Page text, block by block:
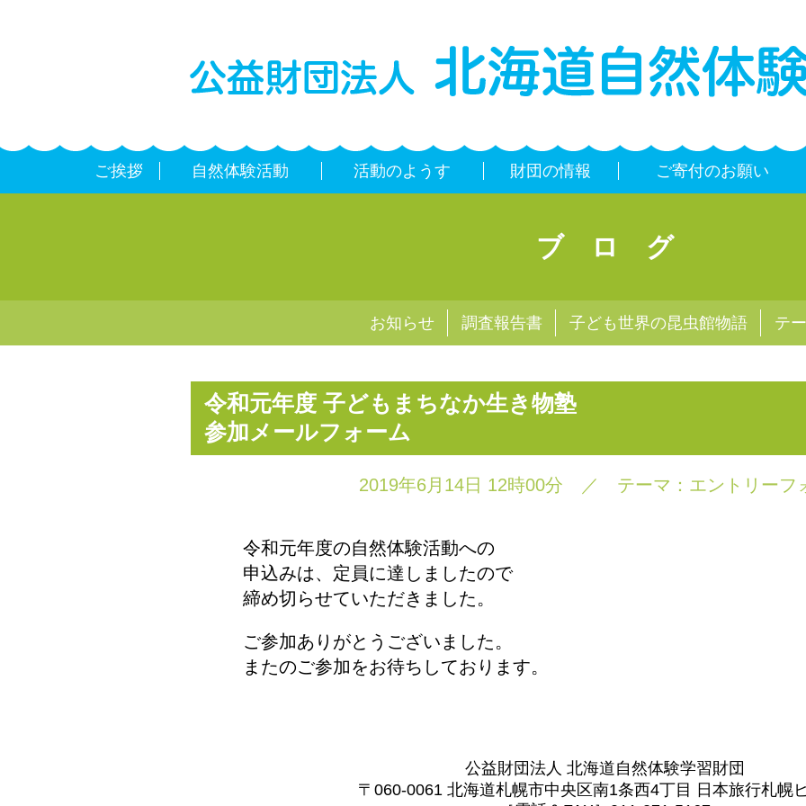
ご挨拶 自然体験活動 活動のようす 財団の情報 ご寄付のお願い
ブログ
お知らせ 調査報告書 子ども世界の昆虫館物語 テ
令和元年度 子どもまちなか生き物塾
参加メールフォーム
2019年6月14日 12時00分 ／ テーマ： エントリーフ
令和元年度の自然体験活動への
申込みは、定員に達しましたので
締め切らせていただきました。
ご参加ありがとうございました。
またのご参加をお待ちしております。
公益財団法人 北海道自然体験学習財団
〒060-0061 北海道札幌市中央区南1条西4丁目 日本旅行札幌